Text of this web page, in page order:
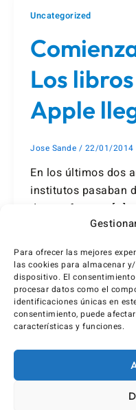
Para ofrecer las mejores
las cookies para almacenar
dispositivo. El
procesar datos como el
identificaciones únicas en
consentimiento, puede
características y funciones.
Uncategorized
Los
Apple
Jose Sande / 22/01/2014
En los últimos dos
institutos pasaban
dos profesores […]